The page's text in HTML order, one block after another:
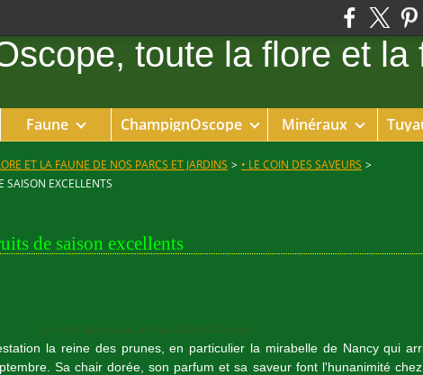
Faune ChampignOscope Minéraux
ET LA FAUNE DE NOS PARCS ET JARDINS > • LE COIN DES SAVEURS >
SAISON EXCELLENTS
de saison excellents
Le coin des saveurs du JardinOscope
la reine des prunes, en particulier la mirabelle de Nancy qui
Sa chair dorée, son parfum et sa saveur font l'hunanimité